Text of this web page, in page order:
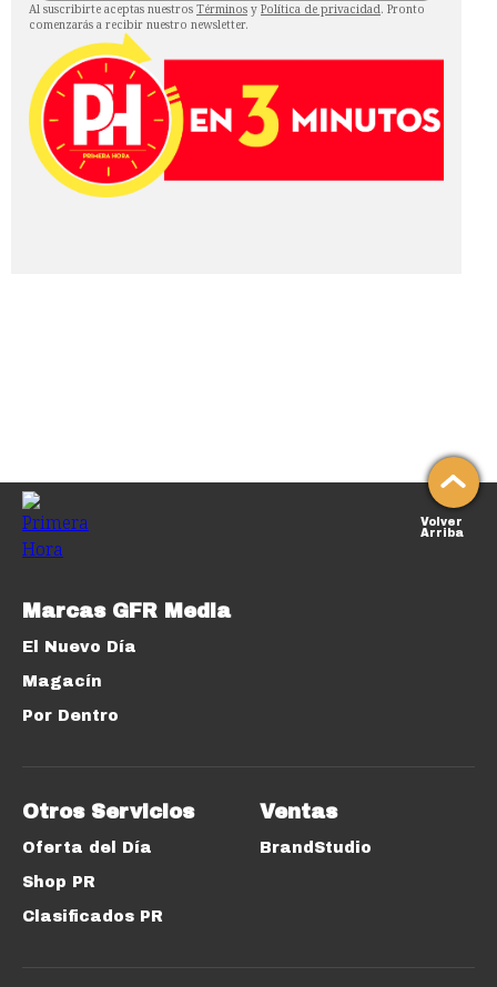
Al suscribirte aceptas nuestros Términos y Política de privacidad. Pronto
comenzarás a recibir nuestro newsletter.
Volver
Arriba
Marcas GFR Media
El Nuevo Día
Magacín
Por Dentro
Otros Servicios
Oferta del Día
Shop PR
Clasificados PR
Ventas
BrandStudio